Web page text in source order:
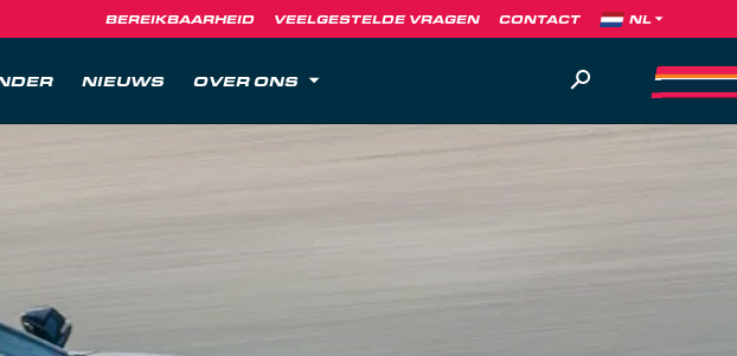
BEREIKBAARHEID VEELGESTELDE VRAGEN CONTACT
NIEUWS OVER ONS